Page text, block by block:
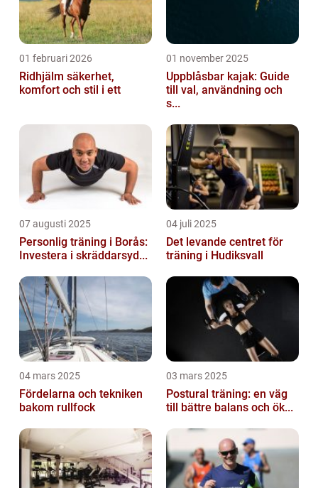
01 februari 2026
Ridhjälm säkerhet,
komfort och stil i ett
01 november 2025
Uppblåsbar kajak: Guide
till val, användning och
s...
07 augusti 2025
Personlig träning i Borås:
Investera i skräddarsyd...
04 juli 2025
Det levande centret för
träning i Hudiksvall
04 mars 2025
Fördelarna och tekniken
bakom rullfock
03 mars 2025
Postural träning: en väg
till bättre balans och ök...